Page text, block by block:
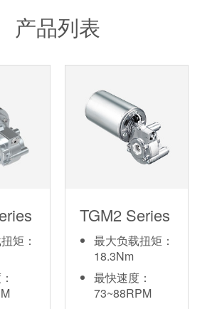
产品列表
矩：
TGM2 Series
最大负载扭矩：
18.3Nm
最快速度：
73~88RPM